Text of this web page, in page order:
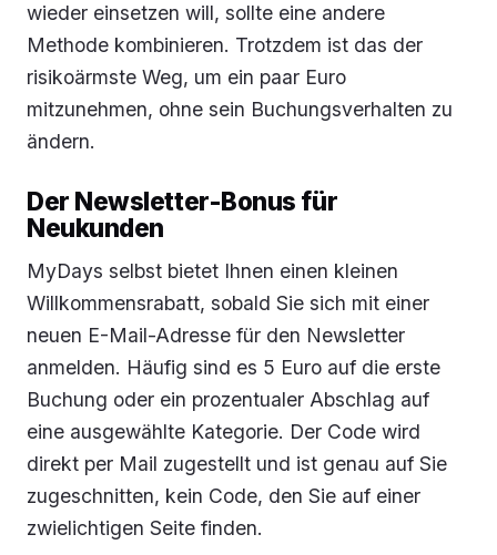
wieder einsetzen will, sollte eine andere
Methode kombinieren. Trotzdem ist das der
risikoärmste Weg, um ein paar Euro
mitzunehmen, ohne sein Buchungsverhalten zu
ändern.
Der Newsletter-Bonus für
Neukunden
MyDays selbst bietet Ihnen einen kleinen
Willkommensrabatt, sobald Sie sich mit einer
neuen E-Mail-Adresse für den Newsletter
anmelden. Häufig sind es 5 Euro auf die erste
Buchung oder ein prozentualer Abschlag auf
eine ausgewählte Kategorie. Der Code wird
direkt per Mail zugestellt und ist genau auf Sie
zugeschnitten, kein Code, den Sie auf einer
zwielichtigen Seite finden.